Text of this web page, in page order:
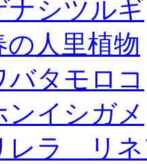
ナシツルギ
の人里植物
バタモロコ
ンイシガメ
レラ リ